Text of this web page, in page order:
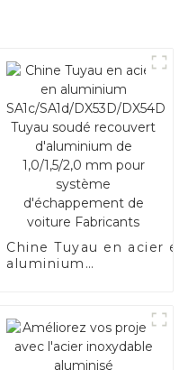
Chine Tuyau en acier en
aluminium
1,0/1,5/2,0 mm pour
système
de voiture Fabricants